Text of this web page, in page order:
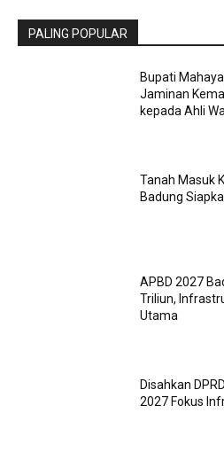
PALING POPULAR
Bupati
Jaminan
kepada Ahli
Tanah Masuk
Badung
APBD 2027
Triliun,
Utama
Disahkan
2027 Fokus